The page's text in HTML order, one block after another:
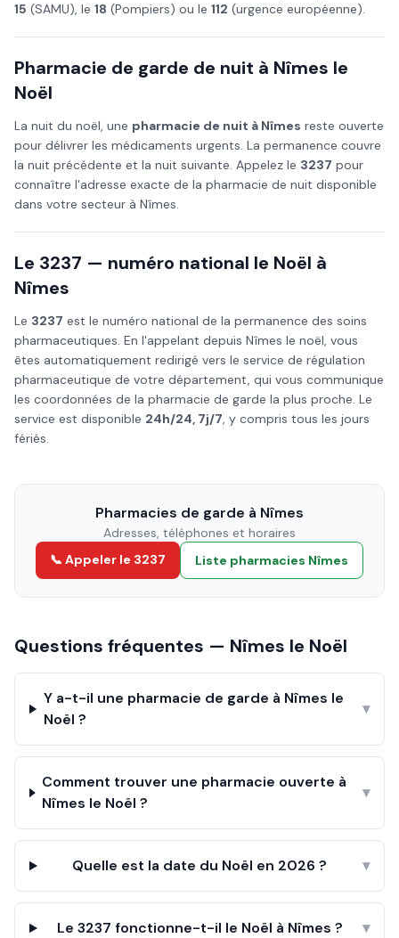
15 (SAMU), le 18 (Pompiers) ou le 112 (urgence européenne).
Pharmacie de garde de nuit à Nîmes le
Noël
La nuit du noël, une pharmacie de nuit à Nîmes reste ouverte
pour délivrer les médicaments urgents. La permanence couvre
la nuit précédente et la nuit suivante. Appelez le 3237 pour
connaître l'adresse exacte de la pharmacie de nuit disponible
dans votre secteur à Nîmes.
Le 3237 — numéro national le Noël à
Nîmes
Le 3237 est le numéro national de la permanence des soins
pharmaceutiques. En l'appelant depuis Nîmes le noël, vous
êtes automatiquement redirigé vers le service de régulation
pharmaceutique de votre département, qui vous communique
les coordonnées de la pharmacie de garde la plus proche. Le
service est disponible 24h/24, 7j/7, y compris tous les jours
fériés.
Pharmacies de garde à Nîmes
Adresses, téléphones et horaires
📞 Appeler le 3237
Liste pharmacies Nîmes
Questions fréquentes — Nîmes le Noël
Y a-t-il une pharmacie de garde à Nîmes le
Noël ?
▾
Comment trouver une pharmacie ouverte à
Nîmes le Noël ?
▾
Quelle est la date du Noël en 2026 ? ▾
Le 3237 fonctionne-t-il le Noël à Nîmes ? ▾